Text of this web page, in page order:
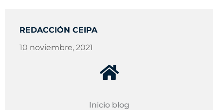
REDACCIÓN CEIPA
10 noviembre, 2021
Inicio blog